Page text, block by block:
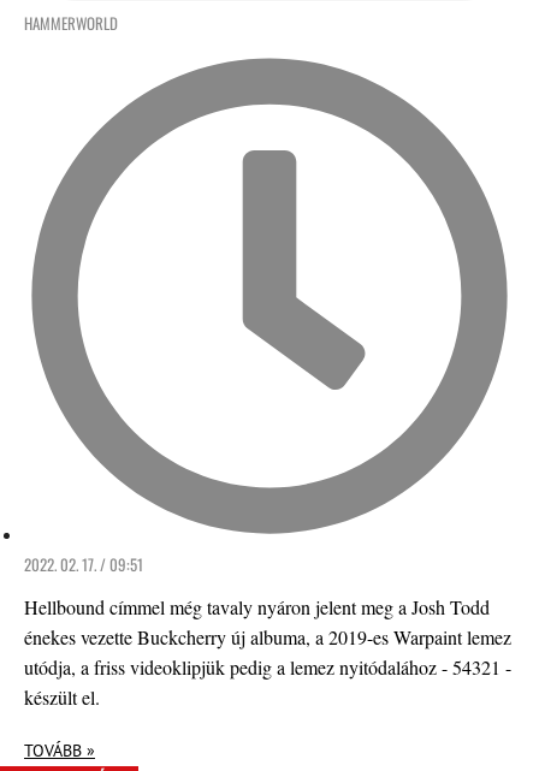
HAMMERWORLD
2022. 02. 17. / 09:51
Hellbound címmel még tavaly nyáron jelent meg a Josh Todd
énekes vezette Buckcherry új albuma, a 2019-es Warpaint lemez
utódja, a friss videoklipjük pedig a lemez nyitódalához - 54321 -
készült el.
TOVÁBB »